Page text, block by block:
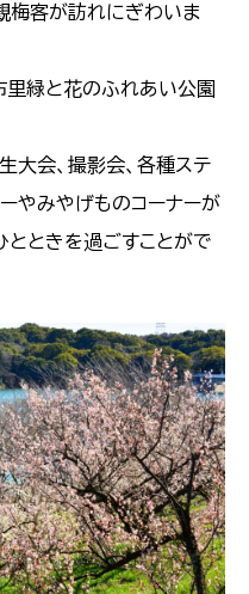
梅客が訪れにぎわいま
里緑と花のふれあい公園
大会、撮影会、各種ステ
やみやげものコーナーが
とときを過ごすことがで